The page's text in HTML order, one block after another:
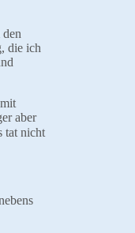
die ich
aber
tat nicht